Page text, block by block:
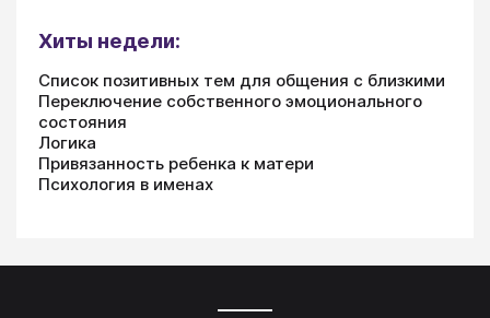
Хиты недели:
Список позитивных тем для общения с близкими
Переключение собственного эмоционального
состояния
Логика
Привязанность ребенка к матери
Психология в именах